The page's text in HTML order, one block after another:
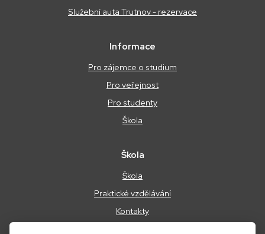
Služební auta Trutnov - rezervace
Informace
Pro zájemce o studium
Pro veřejnost
Pro studenty
Škola
Škola
Škola
Praktické vzdělávání
Kontakty